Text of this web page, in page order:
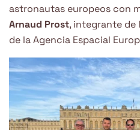
astronautas europeos con
Arnaud Prost, integrante de
de la Agencia Espacial